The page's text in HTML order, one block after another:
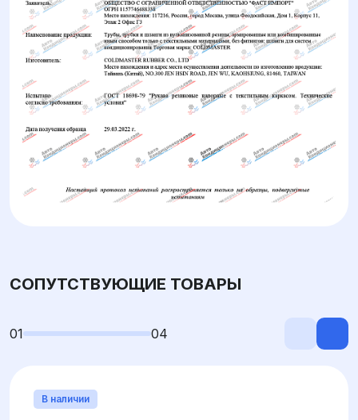
СОПУТСТВУЮЩИЕ ТОВАРЫ
01 04
В наличии